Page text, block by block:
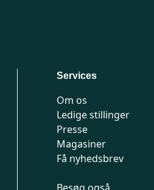
Services
Om os
Ledige stillinger
Presse
Magasiner
Få nyhedsbrev